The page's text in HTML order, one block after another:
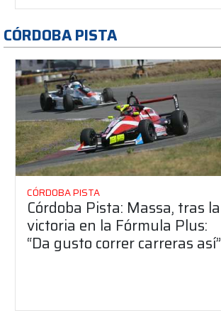
CÓRDOBA PISTA
CÓRDOBA PISTA
Córdoba Pista: Massa, tras la
victoria en la Fórmula Plus:
“Da gusto correr carreras así”